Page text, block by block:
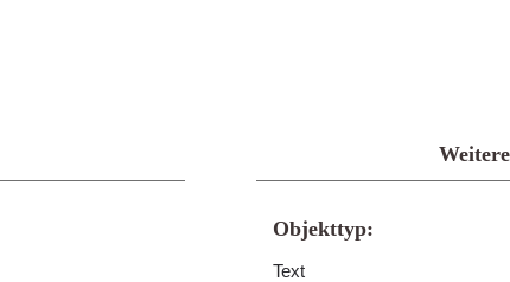
Objekttyp:
Text